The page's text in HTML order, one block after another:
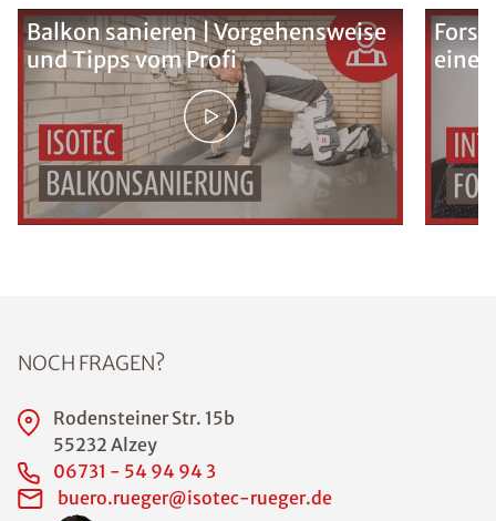
Balkon sanieren | Vorgehensweise
und Tipps vom Profi
eine
NOCH FRAGEN?
Rodensteiner Str. 15b
55232 Alzey
06731 - 54 94 94 3
buero.rueger@isotec-rueger.de